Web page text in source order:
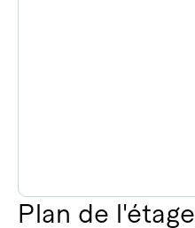
Plan de l'étage